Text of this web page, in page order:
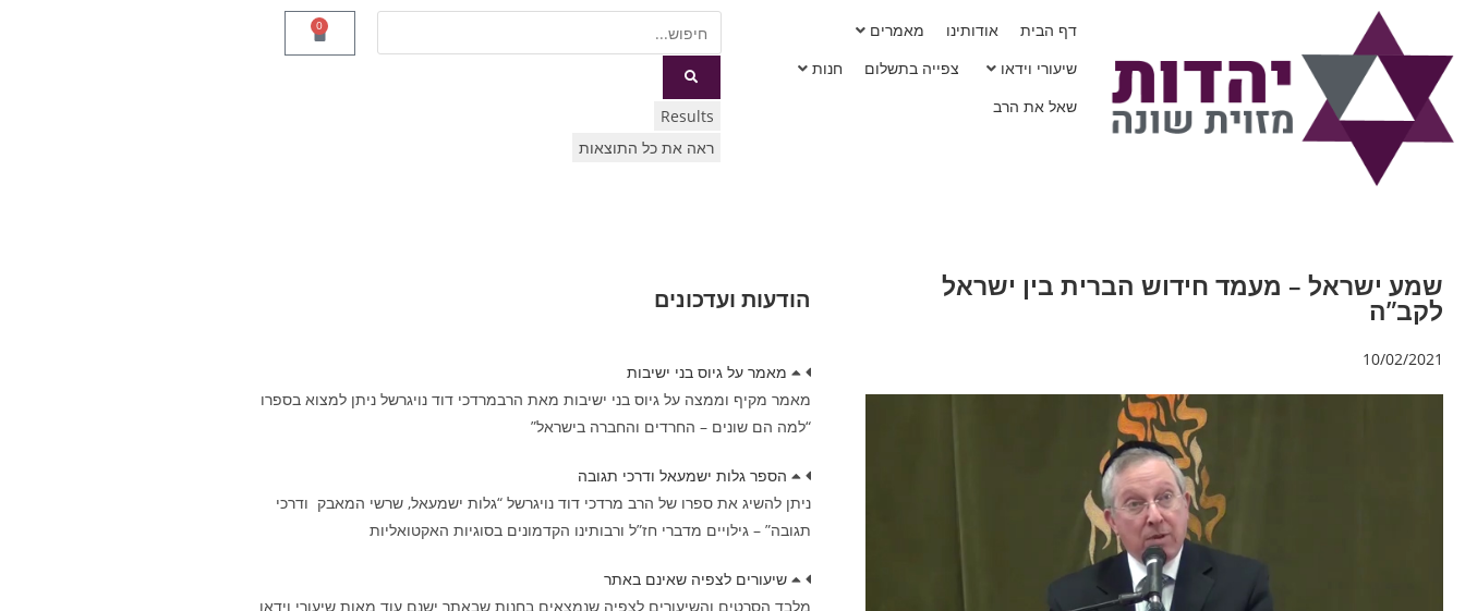
דף הבית אודותינו
מאמרים
שיעורי וידאו
צפייה בתשלום
חנות
שאל את הרב
Results
ראה את כל התוצאות
0
שמע ישראל – מעמד חידוש הברית בין ישראל
לקב”ה
10/02/2021
הודעות ועדכונים
מאמר על גיוס בני ישיבות
מאמר מקיף וממצה על גיוס בני ישיבות מאת הרבמרדכי דוד נויגרשל ניתן למצוא בספרו
“למה הם שונים – החרדים והחברה בישראל”
הספר גלות ישמעאל ודרכי תגובה
ניתן להשיג את ספרו של הרב מרדכי דוד נויגרשל “גלות ישמעאל, שרשי המאבק ודרכי
תגובה” – גילויים מדברי חז”ל ורבותינו הקדמונים בסוגיות האקטואליות
שיעורים לצפיה שאינם באתר
מלבד הסרטים והשיעורים לצפיה שנמצאים בחנות שבאתר ישנם עוד מאות שיעורי וידאו